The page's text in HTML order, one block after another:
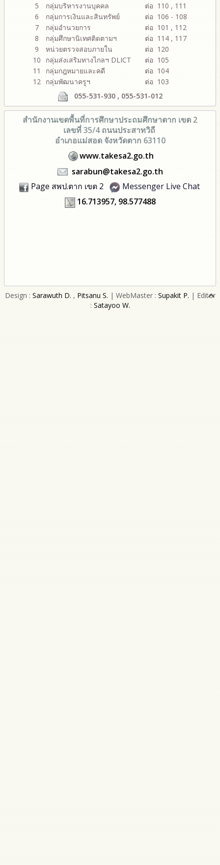
5
กลุ่มบริหารงานบุคคล
ต่อ 110 , 111
6
กลุ่มการเงินและสินทรัพย์
ต่อ 106 - 108
7
กลุ่มอำนวยการ
ต่อ 101 , 112
8
กลุ่มศึกษานิเทศติดตามฯ
ต่อ 114 , 117
9
หน่วยตรวจสอบภายใน
ต่อ 120
10
กลุ่มส่งเสริมทางไกลฯ DLICT
ต่อ 105
11
กลุ่มกฎหมายและคดี
ต่อ 104
12 กลุ่มพัฒนาครูฯ
ต่อ 103
055-531-930 , 055-531-012
สำนักงานเขตพื้นที่การศึกษาประถมศึกษาตาก เขต 2
เลขที่ 35/4 ถนนประสาทวิถี
อำเภอแม่สอด จังหวัดตาก 63110
www.takesa2.go.th
sarabun@takesa2.go.th
Page สพป.ตาก เขต 2
Messenger Live Chat
16.713957, 98.577488
Design : Sarawuth D. , Pitsanu S. | WebMaster : Supakit P. | Editor
: Satayoo W.